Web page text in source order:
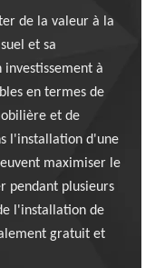
de la valeur à la
et sa
à
en termes de
et de
l'installation d'une
maximiser le
pendant plusieurs
l'installation de
gratuit et